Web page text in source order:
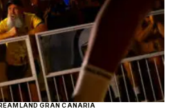
GRAN CANARIA